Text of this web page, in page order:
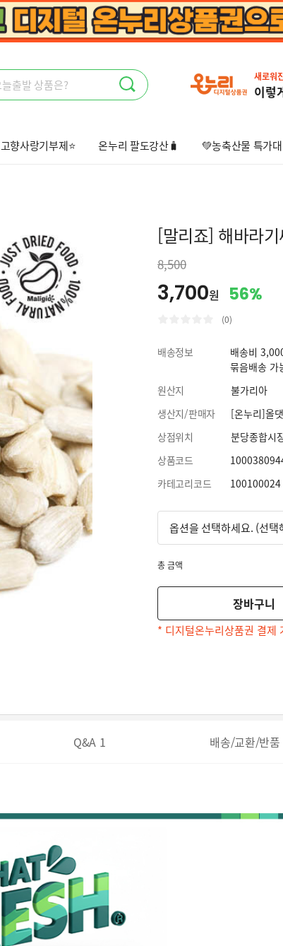
새로워
이렇
고향사랑기부제⭐ 온누리 팔도강산🧳 💚농축산물 특가
[말리죠] 해바라
8,500
3,700원 56%
(0)
배송정보
배송비
묶음배송 가
원산지
불가리아
생산지/판매자
[온누리]올
상점위치
분당종합시
상품코드
카테고리코드
100100024
총 금액
장바구니
* 디지털온누리상품권 결제
Q&A 1 배송/교환/반품